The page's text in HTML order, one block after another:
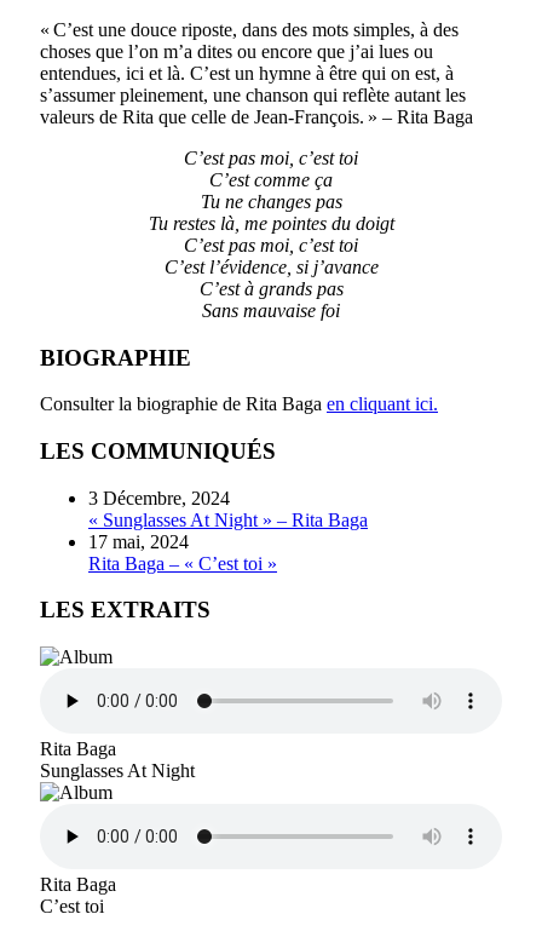
« C’est une douce riposte, dans des mots simples, à des
choses que l’on m’a dites ou encore que j’ai lues ou
entendues, ici et là. C’est un hymne à être qui on est, à
s’assumer pleinement, une chanson qui reflète autant les
valeurs de Rita que celle de Jean-François. » – Rita Baga
C’est pas moi, c’est toi
C’est comme ça
Tu ne changes pas
Tu restes là, me pointes du doigt
C’est pas moi, c’est toi
C’est l’évidence, si j’avance
C’est à grands pas
Sans mauvaise foi
BIOGRAPHIE
Consulter la biographie de Rita Baga en cliquant ici.
LES COMMUNIQUÉS
3 Décembre, 2024
« Sunglasses At Night » – Rita Baga
17 mai, 2024
Rita Baga – « C’est toi »
LES EXTRAITS
Rita Baga
Sunglasses At Night
Rita Baga
C’est toi